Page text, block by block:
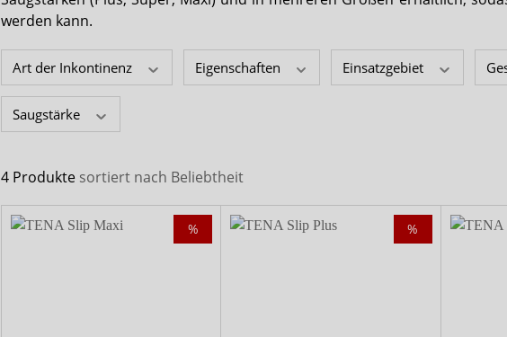
werden kann.
Art der Inkontinenz Eigenschaften Einsatzgebiet
Saugstärke
4 Produkte sortiert nach Beliebtheit
% %